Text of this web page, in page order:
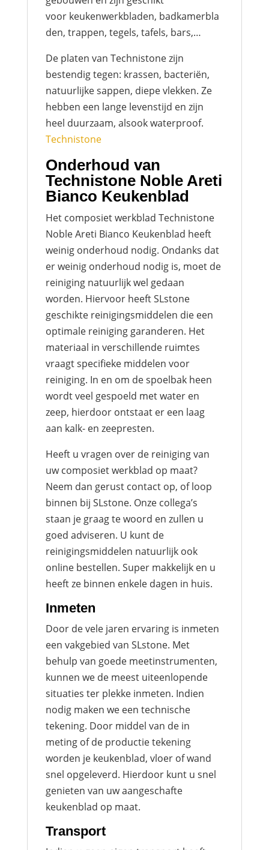
voor keukenwerkbladen, badkamerbla
den, trappen, tegels, tafels, bars,…
De platen van Technistone zijn
bestendig tegen: krassen, bacteriën,
natuurlijke sappen, diepe vlekken. Ze
hebben een lange levenstijd en zijn
heel duurzaam, alsook waterproof.
Technistone
Onderhoud van
Technistone Noble Areti
Bianco Keukenblad
Het composiet werkblad Technistone
Noble Areti Bianco Keukenblad heeft
weinig onderhoud nodig. Ondanks dat
er weinig onderhoud nodig is, moet de
reiniging natuurlijk wel gedaan
worden. Hiervoor heeft SLstone
geschikte reinigingsmiddelen die een
optimale reiniging garanderen. Het
materiaal in verschillende ruimtes
vraagt specifieke middelen voor
reiniging. In en om de spoelbak heen
wordt veel gespoeld met water en
zeep, hierdoor ontstaat er een laag
aan kalk- en zeepresten.
Heeft u vragen over de reiniging van
uw composiet werkblad op maat?
Neem dan gerust contact op, of loop
binnen bij SLstone. Onze collega’s
staan je graag te woord en zullen u
goed adviseren. U kunt de
reinigingsmiddelen natuurlijk ook
online bestellen. Super makkelijk en u
heeft ze binnen enkele dagen in huis.
Inmeten
Door de vele jaren ervaring is inmeten
een vakgebied van SLstone. Met
behulp van goede meetinstrumenten,
kunnen we de meest uiteenlopende
situaties ter plekke inmeten. Indien
nodig maken we een technische
tekening. Door middel van de in
meting of de productie tekening
worden je keukenblad, vloer of wand
snel opgeleverd. Hierdoor kunt u snel
genieten van uw aangeschafte
keukenblad op maat.
Transport